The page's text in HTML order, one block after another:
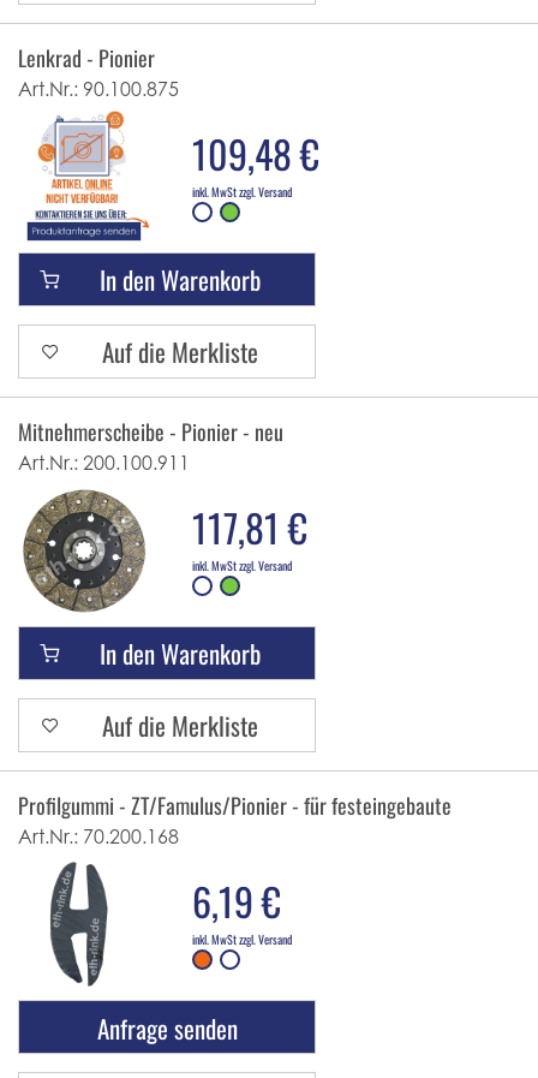
Lenkrad - Pionier
Art.Nr.: 90.100.875
109,48 €
inkl. MwSt zzgl. Versand
In den Warenkorb
Auf die Merkliste
Mitnehmerscheibe - Pionier - neu
Art.Nr.: 200.100.911
117,81 €
inkl. MwSt zzgl. Versand
In den Warenkorb
Auf die Merkliste
Profilgummi - ZT/Famulus/Pionier - für festeingebaute Front-
Art.Nr.: 70.200.168
6,19 €
inkl. MwSt zzgl. Versand
Anfrage senden